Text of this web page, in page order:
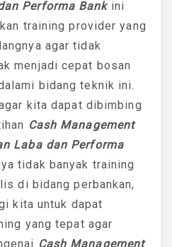
Performa Bankini
training provider yang
agar tidak
menjadi cepat bosan
bidang teknik ini.
kita dapat dibimbing
Cash Management
Laba dan Performa
tidak banyak training
di bidang perbankan,
kita untuk dapat
yang tepat agar
Cash Management